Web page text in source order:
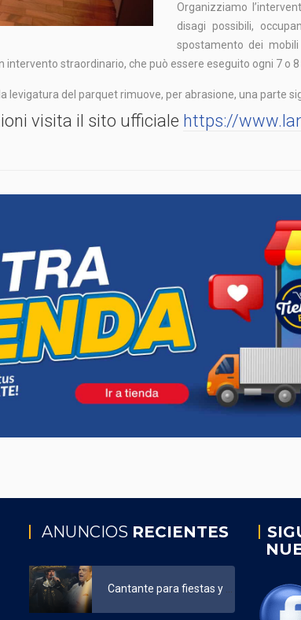
Organizziamo
disagi possibili,
spostamento dei
intervento straordinario, che può essere eseguito ogni 7 o 8
levigatura del parquet rimuove, per abrasione, una parte
visita il sito ufficiale https://
ANUNCIOS RECIENTES